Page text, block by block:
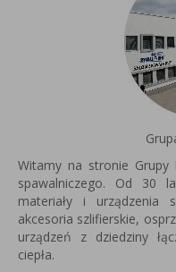
Witamy na stronie Grupy
spawalniczego. Od 30
materiały i urządzenia
akcesoria szlifierskie,
urządzeń z dziedziny
ciepła.